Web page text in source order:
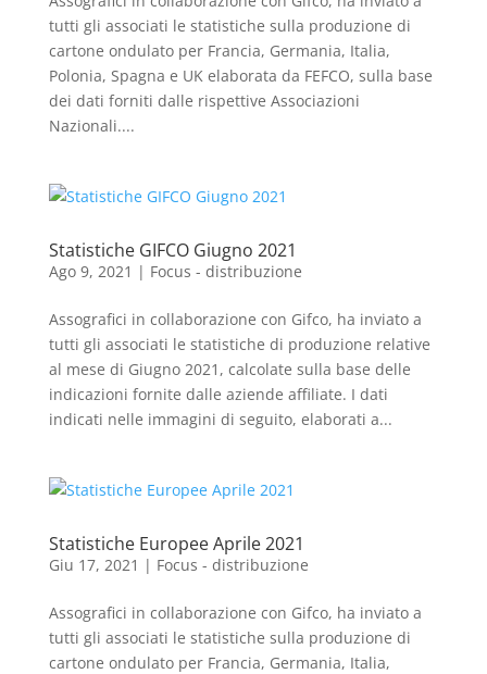
tutti gli associati le statistiche sulla produzione di
cartone ondulato per Francia, Germania, Italia,
Polonia, Spagna e UK elaborata da FEFCO, sulla base
dei dati forniti dalle rispettive Associazioni
Nazionali....
Statistiche GIFCO Giugno 2021
Ago 9, 2021 | Focus - distribuzione
Assografici in collaborazione con Gifco, ha inviato a
tutti gli associati le statistiche di produzione relative
al mese di Giugno 2021, calcolate sulla base delle
indicazioni fornite dalle aziende affiliate. I dati
indicati nelle immagini di seguito, elaborati a...
Statistiche Europee Aprile 2021
Giu 17, 2021 | Focus - distribuzione
Assografici in collaborazione con Gifco, ha inviato a
tutti gli associati le statistiche sulla produzione di
cartone ondulato per Francia, Germania, Italia,